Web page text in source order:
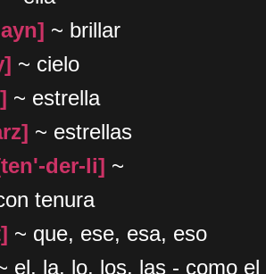
~ brillar
~ cielo
~ estrella
~ estrellas
der-li] ~
tenura
~ que, ese, esa, eso
el, la, lo, los, las - como el